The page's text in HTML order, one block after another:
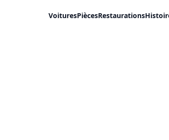
VoituresPiècesRestaurations